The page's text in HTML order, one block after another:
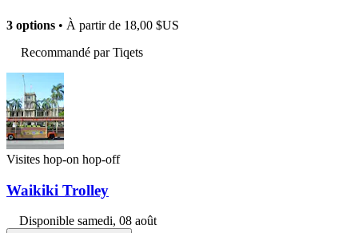
3 options • À partir de 18,00 $US
Recommandé par Tiqets
Visites hop-on hop-off
Waikiki Trolley
Disponible samedi, 08 août